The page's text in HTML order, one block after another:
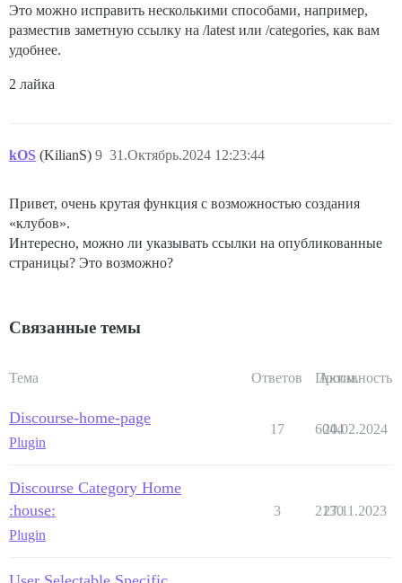
Это можно исправить несколькими способами, например,
разместив заметную ссылку на /latest или /categories, как вам
удобнее.
2 лайка
kOS (KilianS) 31.Октябрь.2024 12:23:44
9
Привет, очень крутая функция с возможностью создания
«клубов».
Интересно, можно ли указывать ссылки на опубликованные
страницы? Это возможно?
Связанные темы
Тема Ответов Просм.
Активность
Discourse-home-page
Plugin
17 6044
20.02.2024
Discourse Category Home
:house:
Plugin
3 2130
27.11.2023